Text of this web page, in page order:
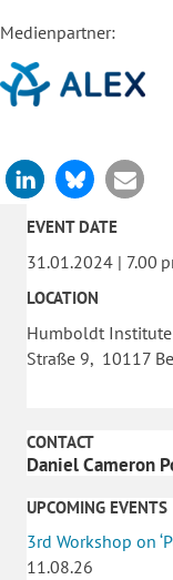
Medienpartner:
EVENT DATE
31.01.2024 | 7.00
LOCATION
Humboldt
Straße 9, 10117
CONTACT
Daniel Cameron
UPCOMING EVENTS
3rd Workshop on
11.08.26